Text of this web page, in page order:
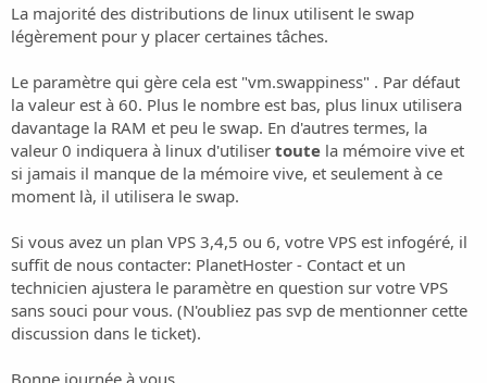
La majorité des distributions de linux utilisent le swap
légèrement pour y placer certaines tâches.
Le paramètre qui gère cela est "vm.swappiness" . Par défaut
la valeur est à 60. Plus le nombre est bas, plus linux utilisera
davantage la RAM et peu le swap. En d'autres termes, la
valeur 0 indiquera à linux d'utiliser toute la mémoire vive et
si jamais il manque de la mémoire vive, et seulement à ce
moment là, il utilisera le swap.
Si vous avez un plan VPS 3,4,5 ou 6, votre VPS est infogéré, il
suffit de nous contacter: PlanetHoster - Contact et un
technicien ajustera le paramètre en question sur votre VPS
sans souci pour vous. (N'oubliez pas svp de mentionner cette
discussion dans le ticket).
Bonne journée à vous,